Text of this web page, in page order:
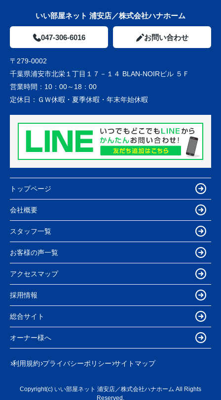
いい部屋ネット 浦安店／株式会社ハナホーム
047-306-6016 お問い合わせ
〒279-0002
千葉県浦安市北栄１丁目１７－１４ BLAN-NOIRビル ５Ｆ
営業時間： 10：00～18：00
定休日： ＧＷ休暇・夏季休暇・年末年始休暇
トップページ
会社概要
スタッフ一覧
お客様の声一覧
アクセスマップ
採用情報
総合サイト
オーナー様へ
利用規約 プライバシーポリシー サイトマップ
Copyright(c) いい部屋ネット 浦安店／株式会社ハナホーム All Rights
Reserved.